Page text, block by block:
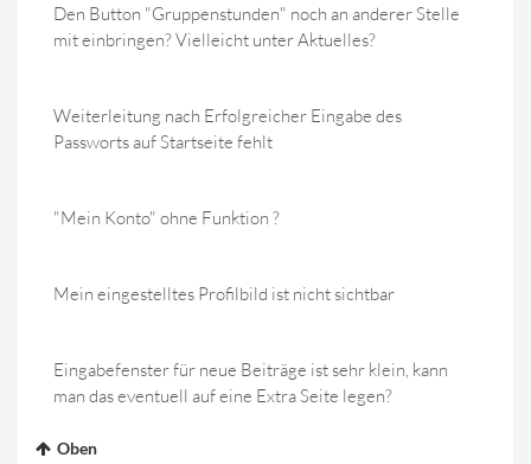
Den Button "Gruppenstunden" noch an anderer Stelle
mit einbringen? Vielleicht unter Aktuelles?
Weiterleitung nach Erfolgreicher Eingabe des
Passworts auf Startseite fehlt
"Mein Konto" ohne Funktion ?
Mein eingestelltes Profilbild ist nicht sichtbar
Eingabefenster für neue Beiträge ist sehr klein, kann
man das eventuell auf eine Extra Seite legen?
Oben